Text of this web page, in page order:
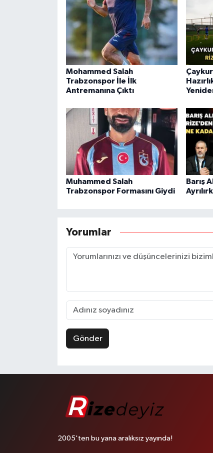
Mohammed Salah
Trabzonspor İle İlk
Antremanına Çıktı
Muhammed Salah
Trabzonspor Formasını Giydi
Barış
Yorumlar
Gönder
2005'ten bu yana aralıksız yayında!